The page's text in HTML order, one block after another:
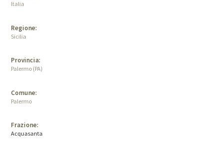
Italia
Regione:
Sicilia
Provincia:
Palermo (PA)
Comune:
Palermo
Frazione:
Acquasanta